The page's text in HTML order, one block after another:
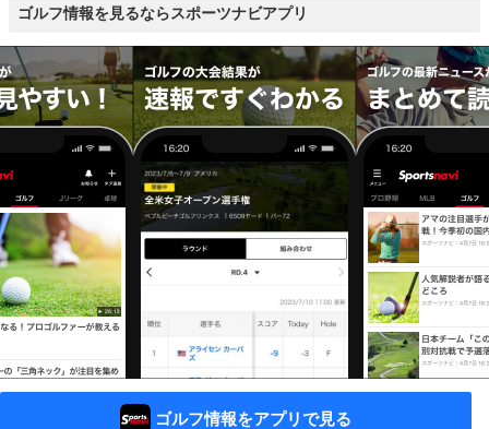
ゴルフ情報を見るならスポーツナビアプリ
ゴルフ情報をアプリで見る